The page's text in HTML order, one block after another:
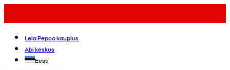
Leia Pepco kauplus
Abi keskus
Eesti